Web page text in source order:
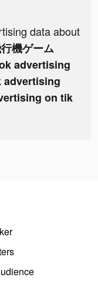
data about
機ゲーム
advertising
advertising
on tik